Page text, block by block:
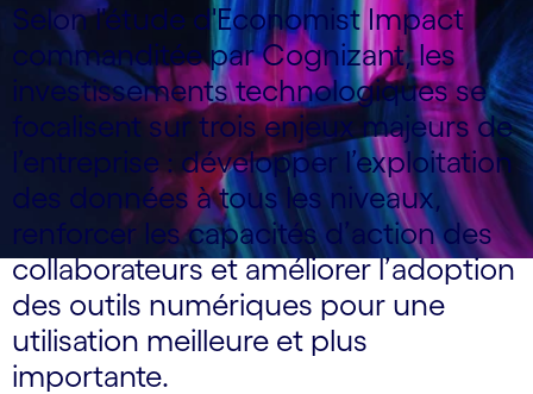
Selon l'étude d'Economist Impact
commanditée par Cognizant, les
investissements technologiques se
focalisent sur trois enjeux majeurs de
l’entreprise : développer l’exploitation
des données à tous les niveaux,
renforcer les capacités d’action des
collaborateurs et améliorer l’adoption
des outils numériques pour une
utilisation meilleure et plus
importante.